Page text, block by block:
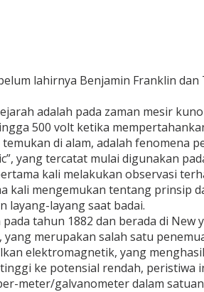
lahirnya Benjamin Franklin
adalah pada zaman mesir
500 volt ketika
di alam, adalah fenomena
yang tercatat mulai digunakan
kali melakukan observasi
kali mengemukan tentang
layang-layang saat badai.
tahun 1882 dan berada di New
merupakan salah satu
elektromagnetik, yang
ke potensial rendah, peristiwa
meter/galvanometer dalam